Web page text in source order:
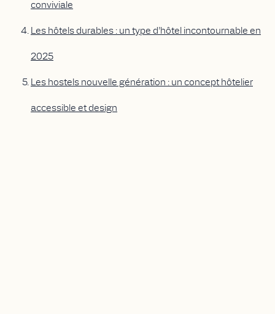
conviviale
Les hôtels durables : un type d’hôtel incontournable en
2025
Les hostels nouvelle génération : un concept hôtelier
accessible et design